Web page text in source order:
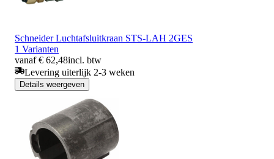
Schneider Luchtafsluitkraan STS-LAH 2GES
1 Varianten
vanaf € 62,48incl. btw
Levering uiterlijk 2-3 weken
Details weergeven